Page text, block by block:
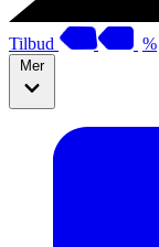
Tilbud %
Mer